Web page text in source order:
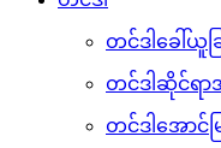
တင်ဒါ
တင်ဒါခေါ်ယူခ
တင်ဒါဆိုင်ရ
တင်ဒါအောင်မ